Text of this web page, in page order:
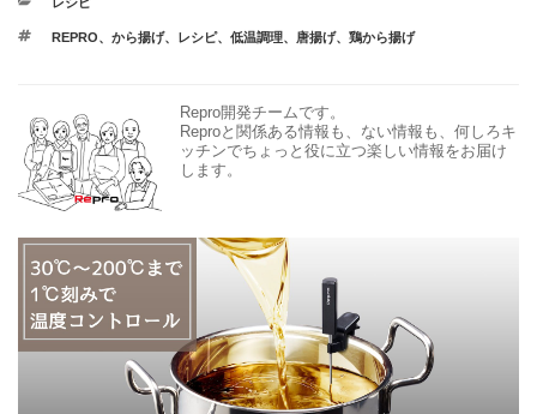
ゴ
タ
REPRO、 から揚げ、 レシピ、 低温調理、 唐揚げ、 鶏から揚げ
Repro開発チームです。
Reproと関係ある情報も、ない情報も、何しろキ
ッチンでちょっと役に立つ楽しい情報をお届け
します。